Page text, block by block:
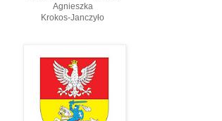
Agnieszka
Krokos-Janczyło